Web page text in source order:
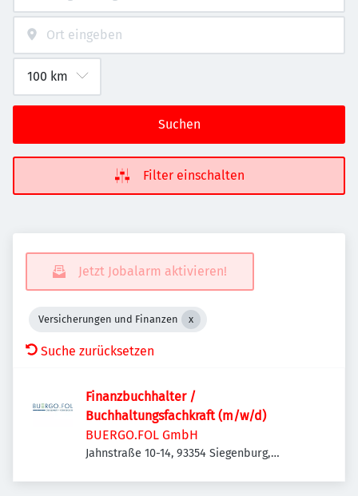
Suchen
Filter einschalten
Jetzt Jobalarm aktivieren!
Versicherungen und Finanzen
Suche zurücksetzen
Finanzbuchhalter /
Buchhaltungsfachkraft (m/w/d)
BUERGO.FOL GmbH
Jahnstraße 10-14, 93354 Siegenburg,